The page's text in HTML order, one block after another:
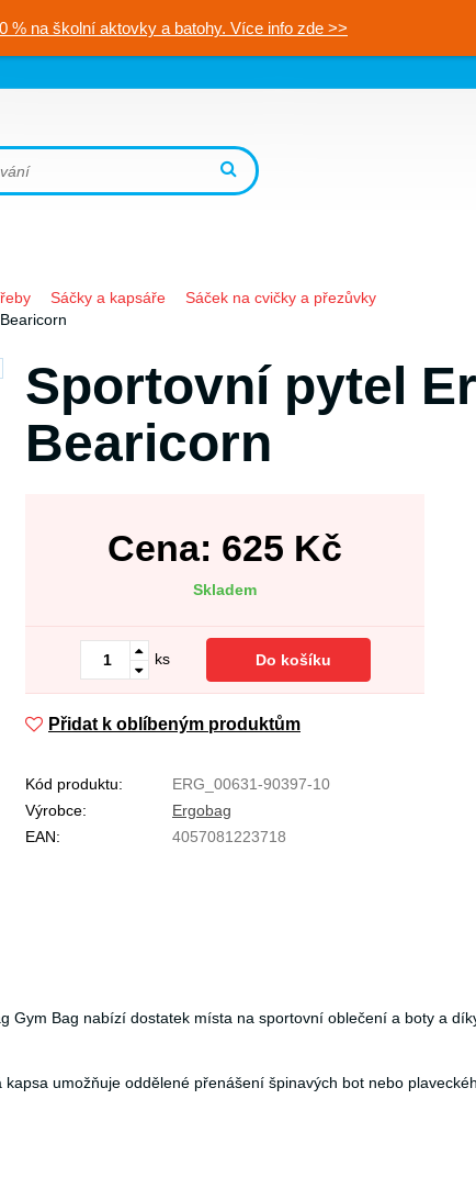
% na školní aktovky a batohy. Více info zde >>
Sáčky a kapsáře
Sáček na cvičky a přezůvky
Sportovní pytel
Bearicorn
Cena: 625 Kč
Skladem
ks Do košíku
Přidat k oblíbeným produktům
Kód produktu:
ERG_00631-90397-10
Výrobce:
Ergobag
EAN:
4057081223718
Gym Bag nabízí dostatek místa na sportovní oblečení a boty a
umožňuje oddělené přenášení špinavých bot nebo